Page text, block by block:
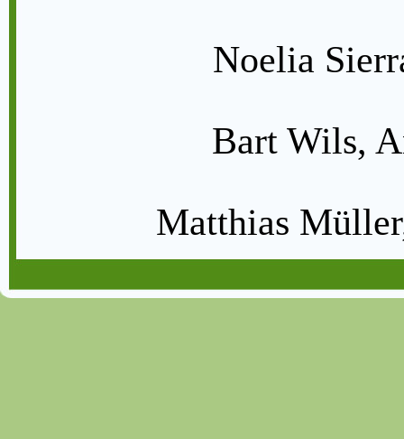
Noelia
Bart Wils,
Matthias